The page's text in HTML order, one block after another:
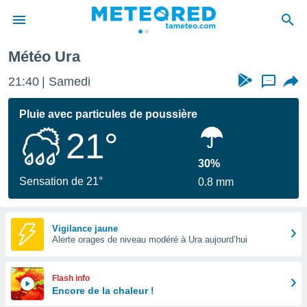
de
par
Météo Ura
21:40 Samedi ...
Pluie avec particules de poussière
21°
Sensation de 21°
30%
0.8 mm
Vigilance jaune
Alerte orages de niveau modéré à Ura aujourd’hui
Flash info
Encore de la chaleur !